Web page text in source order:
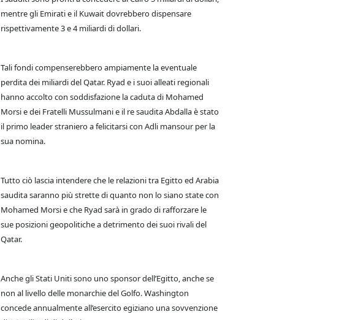
mentre gli Emirati e il Kuwait dovrebbero dispensare
rispettivamente 3 e 4 miliardi di dollari.
Tali fondi compenserebbero ampiamente la eventuale
perdita dei miliardi del Qatar. Ryad e i suoi alleati regionali
hanno accolto con soddisfazione la caduta di Mohamed
Morsi e dei Fratelli Mussulmani e il re saudita Abdalla è stato
il primo leader straniero a felicitarsi con Adli mansour per la
sua nomina.
Tutto ciò lascia intendere che le relazioni tra Egitto ed Arabia
saudita saranno più strette di quanto non lo siano state con
Mohamed Morsi e che Ryad sarà in grado di rafforzare le
sue posizioni geopolitiche a detrimento dei suoi rivali del
Qatar.
Anche gli Stati Uniti sono uno sponsor dell’Egitto, anche se
non al livello delle monarchie del Golfo. Washington
concede annualmente all’esercito egiziano una sovvenzione